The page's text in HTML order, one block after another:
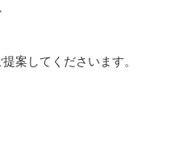
案してくださいます。